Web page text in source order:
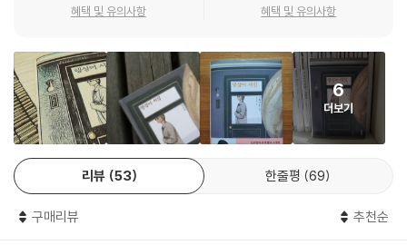
우리를 살아가게 하니까. --- p.151, 「오염 구역」 중에서
분명한 건 우리가 이대로는 살아갈 수 없다는 거예요. 우리는 이미 변형되
었고, 처음으로 되돌아갈 수는 없어요.
--- p.215, 「가장자리 너머」 중에서
이다. 김초엽은 나와 다른 타자, 나아가 소수자의 삶을 독자가 직접 마주 보
다.
그간 마음산책 짧은 소설은 글과 그림의 조화로운 결합으로 많은 사랑을
받아왔다. 이번 『행성어 서점』에는 한국과 뉴질랜드에서 활동하며 초현실
주의 그림으로 주목받고 있는 신예 일러스트레이터 최인호(Dion Choi)가
함께했다. 동화 같은 상상력에 부드럽고 따뜻한 색감을 덧입힌 서정적인
그림들은 이야기의 여운을 배가시킨다.
비밀스럽게 인간의 감정을 파고드는 온기 어린 시선
혜택 및 유의사항 혜택 및 유의사항
6
더보기
리뷰 53 한줄평 69
구매리뷰 추천순